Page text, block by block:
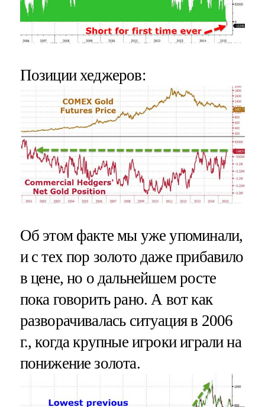
Позиции хеджеров:
Об этом факте мы уже упоминали,
и с тех пор золото даже прибавило
в цене, но о дальнейшем росте
пока говорить рано. А вот как
разворачивалась ситуация в 2006
г., когда крупные игроки играли на
понижение золота.